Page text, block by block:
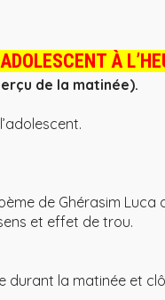
À
de la matinée).
de Ghérasim
et effet de trou.
durant la matinée et